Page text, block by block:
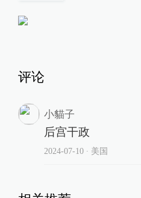
评论
小貓子
后宫干政
2024-07-10∙ 美国